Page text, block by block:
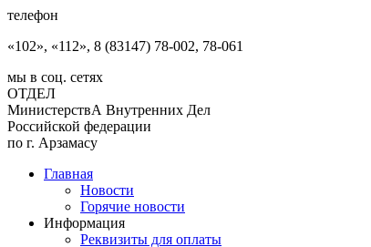
телефон
«102», «112», 8 (83147) 78-002, 78-061
мы в соц. сетях
ОТДЕЛ
МинистерствА Внутренних Дел
Российской федерации
по г. Арзамасу
Главная
Новости
Горячие новости
Информация
Реквизиты для оплаты